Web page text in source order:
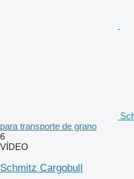
para transporte de grano
6
VÍDEO
Schmitz Cargobull